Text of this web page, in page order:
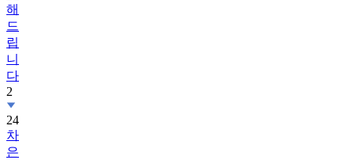
해
드
립
니
다
2
24
차
은